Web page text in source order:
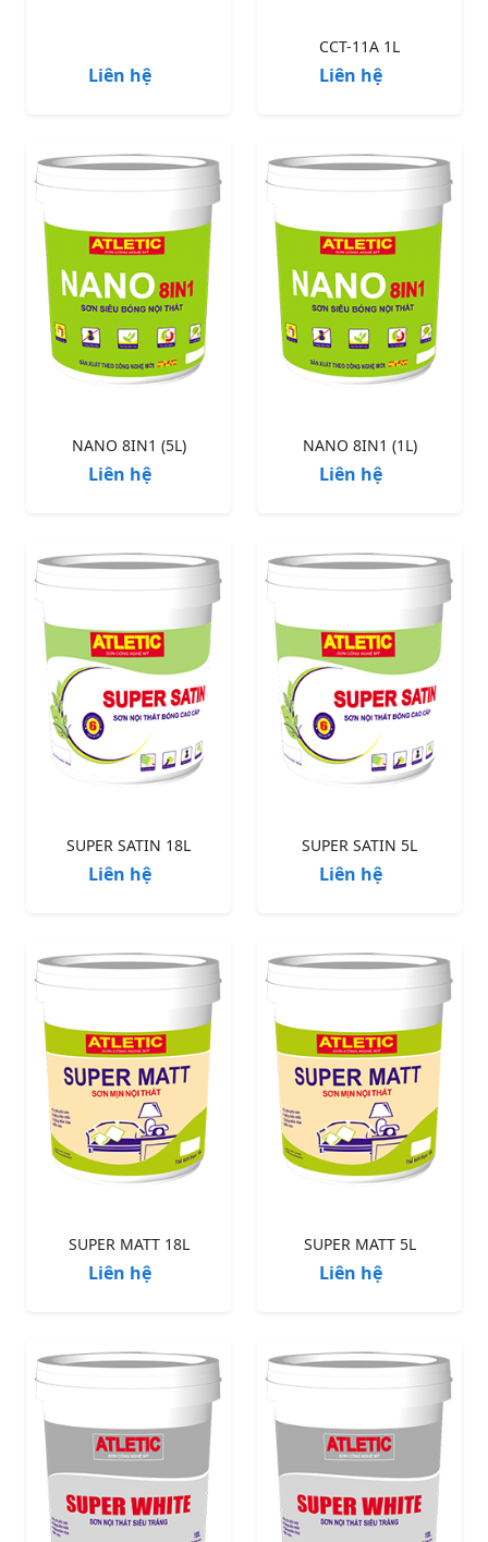
Liên hệ
CCT-11A 1L
Liên hệ
NANO 8IN1 (5L)
Liên hệ
NANO 8IN1 (1L)
Liên hệ
SUPER SATIN 18L
Liên hệ
SUPER SATIN 5L
Liên hệ
SUPER MATT 18L
Liên hệ
SUPER MATT 5L
Liên hệ